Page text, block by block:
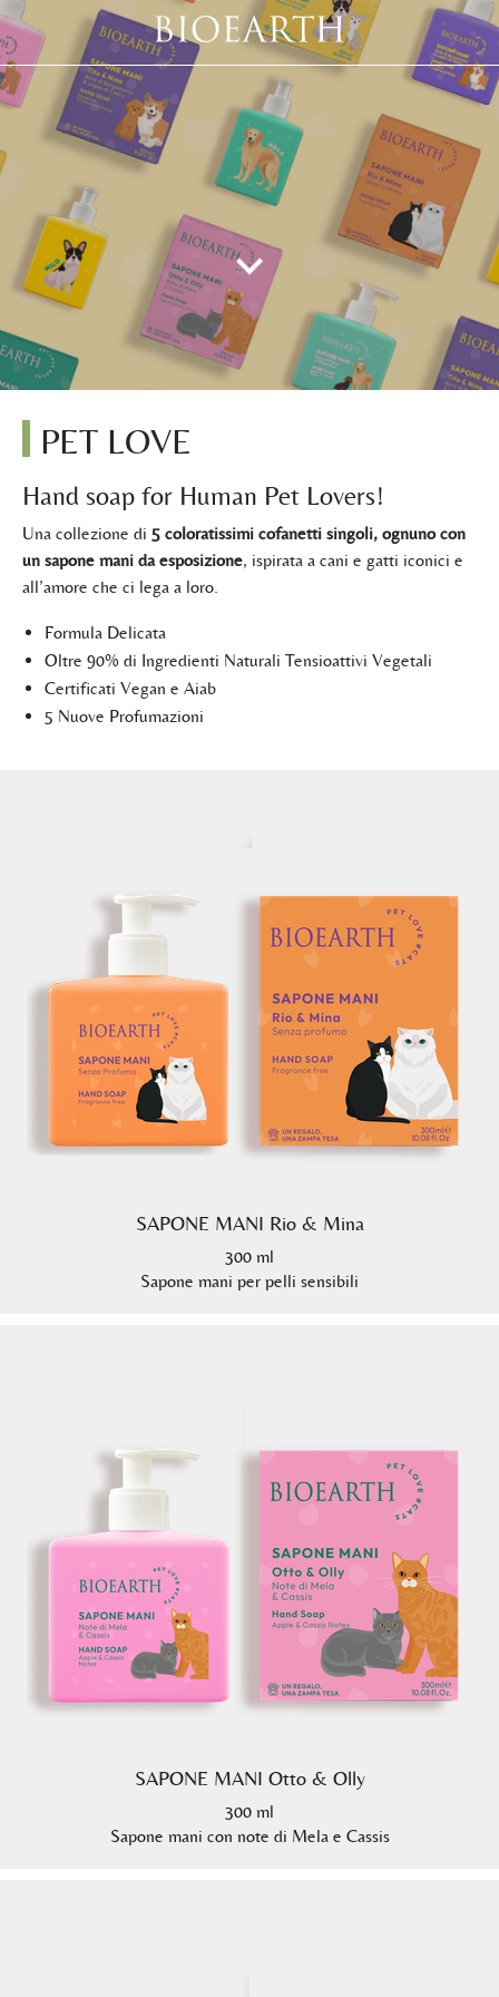
PET LOVE
Hand soap for Human Pet Lovers!
Una collezione di 5 coloratissimi cofanetti singoli, ognuno con
un sapone mani da esposizione, ispirata a cani e gatti iconici e
all’amore che ci lega a loro.
Formula Delicata
Oltre 90% di Ingredienti Naturali Tensioattivi Vegetali
Certificati Vegan e Aiab
5 Nuove Profumazioni
SAPONE MANI Rio & Mina
300 ml
Sapone mani per pelli sensibili
SAPONE MANI Otto & Olly
300 ml
Sapone mani con note di Mela e Cassis